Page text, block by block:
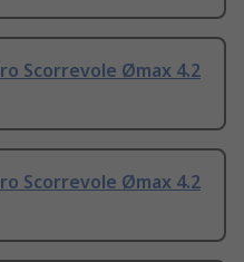
Scorrevole Ømax 4.2
Scorrevole Ømax 4.2